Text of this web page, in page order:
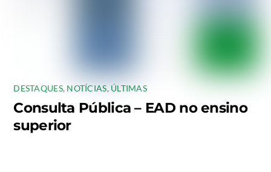
DESTAQUES, NOTÍCIAS, ÚLTIMAS
Consulta Pública – EAD no ensino
superior